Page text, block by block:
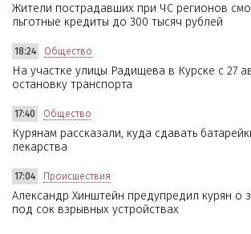
Жители пострадавших при ЧС регионов
льготные кредиты до 300 тысяч рублей
18:24 Общество
На участке улицы Радищева в Курске с 27
остановку транспорта
17:40 Общество
Курянам рассказали, куда сдавать
лекарства
17:04 Происшествия
Александр Хинштейн предупредил курян о
под сок взрывных устройствах